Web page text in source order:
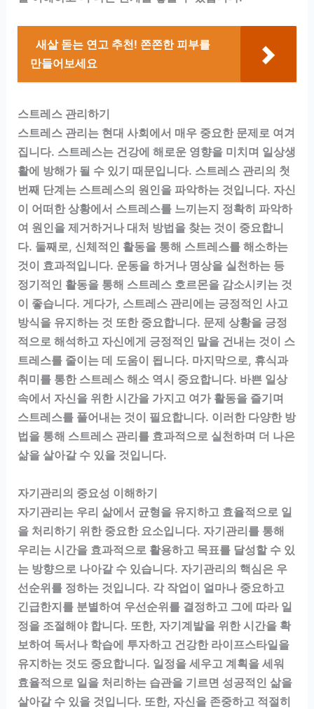
새살 돋는 연고 추천! 쫀쫀한 피부를
만들어보세요
스트레스 관리하기
스트레스 관리는 현대 사회에서 매우 중요한 문제로 여겨
집니다. 스트레스는 건강에 해로운 영향을 미치며 일상생
활에 방해가 될 수 있기 때문입니다. 스트레스 관리의 첫
번째 단계는 스트레스의 원인을 파악하는 것입니다. 자신
이 어떠한 상황에서 스트레스를 느끼는지 정확히 파악하
여 원인을 제거하거나 대처 방법을 찾는 것이 중요합니
다. 둘째로, 신체적인 활동을 통해 스트레스를 해소하는
것이 효과적입니다. 운동을 하거나 명상을 실천하는 등
정기적인 활동을 통해 스트레스 호르몬을 감소시키는 것
이 좋습니다. 게다가, 스트레스 관리에는 긍정적인 사고
방식을 유지하는 것 또한 중요합니다. 문제 상황을 긍정
적으로 해석하고 자신에게 긍정적인 말을 건내는 것이 스
트레스를 줄이는 데 도움이 됩니다. 마지막으로, 휴식과
취미를 통한 스트레스 해소 역시 중요합니다. 바쁜 일상
속에서 자신을 위한 시간을 가지고 여가 활동을 즐기며
스트레스를 풀어내는 것이 필요합니다. 이러한 다양한 방
법을 통해 스트레스 관리를 효과적으로 실천하며 더 나은
삶을 살아갈 수 있을 것입니다.
자기관리의 중요성 이해하기
자기관리는 우리 삶에서 균형을 유지하고 효율적으로 일
을 처리하기 위한 중요한 요소입니다. 자기관리를 통해
우리는 시간을 효과적으로 활용하고 목표를 달성할 수 있
는 방향으로 나아갈 수 있습니다. 자기관리의 핵심은 우
선순위를 정하는 것입니다. 각 작업이 얼마나 중요하고
긴급한지를 분별하여 우선순위를 결정하고 그에 따라 일
정을 조절해야 합니다. 또한, 자기계발을 위한 시간을 확
보하여 독서나 학습에 투자하고 건강한 라이프스타일을
유지하는 것도 중요합니다. 일정을 세우고 계획을 세워
효율적으로 일을 처리하는 습관을 기르면 성공적인 삶을
살아갈 수 있을 것입니다. 또한, 자신을 존중하고 적절히